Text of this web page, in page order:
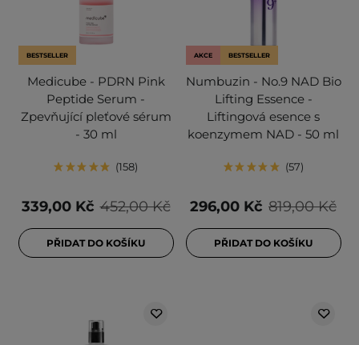
BESTSELLER
Medicube - PDRN Pink
Peptide Serum -
Zpevňující pleťové sérum
- 30 ml
158
452,00 Kč
339,00 Kč
PŘIDAT DO KOŠÍKU
AKCE BESTSELLER
Numbuzin - No.9 NAD Bio
Lifting Essence -
Liftingová esence s
koenzymem NAD - 50 ml
57
819,00 Kč
296,00 Kč
PŘIDAT DO KOŠÍKU